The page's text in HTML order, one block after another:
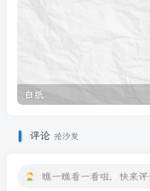
白纸
评论 抢沙发
瞧一瞧看一看啦，快来